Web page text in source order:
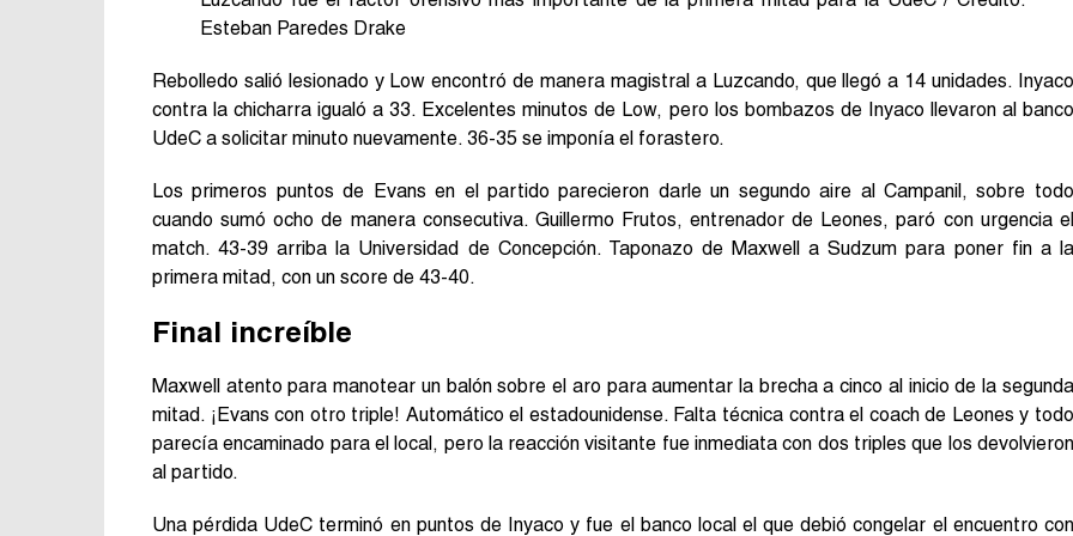
Esteban Paredes Drake
Rebolledo salió lesionado y Low encontró de manera magistral a Luzcando, que llegó a 14 unidades. Inyaco
contra la chicharra igualó a 33. Excelentes minutos de Low, pero los bombazos de Inyaco llevaron al banco
UdeC a solicitar minuto nuevamente. 36-35 se imponía el forastero.
Los primeros puntos de Evans en el partido parecieron darle un segundo aire al Campanil, sobre todo
cuando sumó ocho de manera consecutiva. Guillermo Frutos, entrenador de Leones, paró con urgencia el
match. 43-39 arriba la Universidad de Concepción. Taponazo de Maxwell a Sudzum para poner fin a la
primera mitad, con un score de 43-40.
Final increíble
Maxwell atento para manotear un balón sobre el aro para aumentar la brecha a cinco al inicio de la segunda
mitad. ¡Evans con otro triple! Automático el estadounidense. Falta técnica contra el coach de Leones y todo
parecía encaminado para el local, pero la reacción visitante fue inmediata con dos triples que los devolvieron
al partido.
Una pérdida UdeC terminó en puntos de Inyaco y fue el banco local el que debió congelar el encuentro con